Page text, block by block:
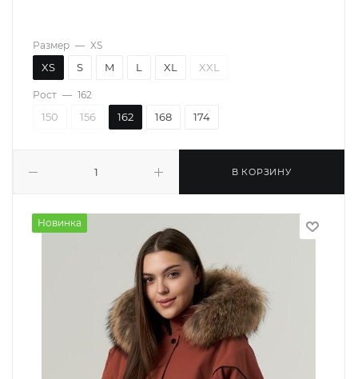
В КОРЗИНУ
Размер — XS
XS S M L XL XXL
Рост — 162
150 156 162 168 174
Новинка